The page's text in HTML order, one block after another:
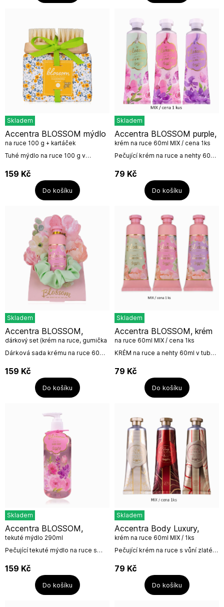
Skladem
Tuhé mýdlo na ruce 100 g v
od německé firmy
Accentra.Objem: 100 gNázev
výrobce: Accentra GmbH &...
Accentra BLOSSOM mýdlo
na ruce 100 g + kartáček
159 Kč
Do košíku
Skladem
Pečující krém na ruce a nehty 60ml
/ Cena 1ksVůně: růžeNázev
výrobce: Accentra...
Accentra BLOSSOM purple,
krém na ruce 60ml MIX / cena 1ks
79 Kč
Do košíku
Skladem
Dárková sada krému na ruce 60ml
která skvěle doplňuje dárkové
balení ve formě květiny.Krém na...
Accentra BLOSSOM,
dárkový set (krém na ruce, gumička
do vlasů)
159 Kč
Do košíku
Skladem
KRÉM na ruce a nehty 60ml v tubě
německé firmy Accentra.,MIX
motivů / cena za 1 ks.Neužívat...
Accentra BLOSSOM, krém
na ruce 60ml MIX / cena 1ks
79 Kč
Do košíku
Skladem
Pečující tekuté mýdlo na ruce s
německé firmy Accentra.Objem:
Accentra BLOSSOM,
tekuté mýdlo 290ml
159 Kč
Do košíku
Skladem
Pečující krém na ruce s vůní zlaté
ks.Objem: 60mlNázev výrobce:
Accentra GmbH & Co....
Accentra Body Luxury,
krém na ruce 60ml MIX / 1ks
79 Kč
Do košíku